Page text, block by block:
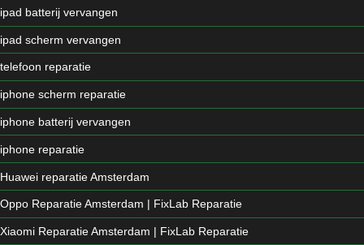
ipad batterij vervangen
ipad scherm vervangen
telefoon reparatie
iphone scherm reparatie
iphone batterij vervangen
iphone reparatie
Huawei reparatie Amsterdam
Oppo Reparatie Amsterdam | FixLab Reparatie
Xiaomi Reparatie Amsterdam | FixLab Reparatie